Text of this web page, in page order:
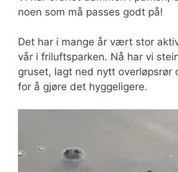
noen som må passes godt på!
Det har i mange år vært stor
vår i friluftsparken. Nå har vi
gruset, lagt ned nytt overløpsrør
for å gjøre det hyggeligere.